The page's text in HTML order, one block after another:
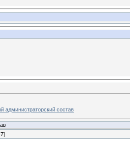
администраторский состав